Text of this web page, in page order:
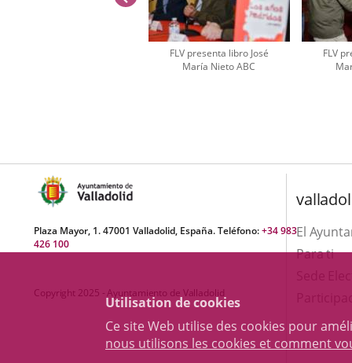
Utilisation de cookies
Ce site Web utilise des cookies pour
nous utilisons les cookies et comment
FLV presenta libro José
María Nieto ABC
FLV
Plaza Mayor, 1. 47001 Valladolid, España. Teléfono:+34 983
426 100
Copyright 2025 - Ayuntamiento de Valladolid
El
Para ti